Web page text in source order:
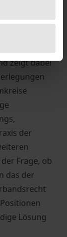
zeigt dabei
der
Frage, ob
das der
Lösung